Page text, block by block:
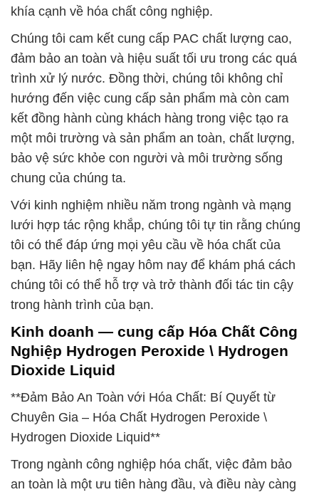
khía cạnh về hóa chất công nghiệp.
Chúng tôi cam kết cung cấp PAC chất lượng cao,
đảm bảo an toàn và hiệu suất tối ưu trong các quá
trình xử lý nước. Đồng thời, chúng tôi không chỉ
hướng đến việc cung cấp sản phẩm mà còn cam
kết đồng hành cùng khách hàng trong việc tạo ra
một môi trường và sản phẩm an toàn, chất lượng,
bảo vệ sức khỏe con người và môi trường sống
chung của chúng ta.
Với kinh nghiệm nhiều năm trong ngành và mạng
lưới hợp tác rộng khắp, chúng tôi tự tin rằng chúng
tôi có thể đáp ứng mọi yêu cầu về hóa chất của
bạn. Hãy liên hệ ngay hôm nay để khám phá cách
chúng tôi có thể hỗ trợ và trở thành đối tác tin cậy
trong hành trình của bạn.
Kinh doanh — cung cấp Hóa Chất Công
Nghiệp Hydrogen Peroxide \ Hydrogen
Dioxide Liquid
**Đảm Bảo An Toàn với Hóa Chất: Bí Quyết từ
Chuyên Gia – Hóa Chất Hydrogen Peroxide \
Hydrogen Dioxide Liquid**
Trong ngành công nghiệp hóa chất, việc đảm bảo
an toàn là một ưu tiên hàng đầu, và điều này càng